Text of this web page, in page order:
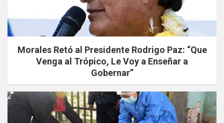
Morales Retó al Presidente Rodrigo Paz: “Que
Venga al Trópico, Le Voy a Enseñar a
Gobernar”